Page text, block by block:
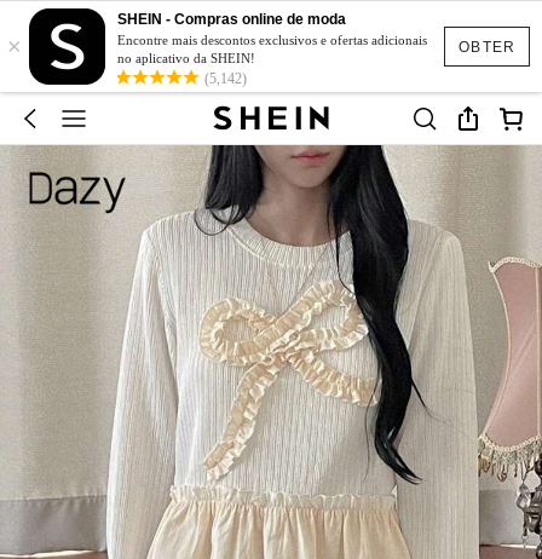
OBTER
×
SHEIN - Compras online de moda
Encontre mais descontos exclusivos e ofertas adicionais
no aplicativo da SHEIN!
(5,142)